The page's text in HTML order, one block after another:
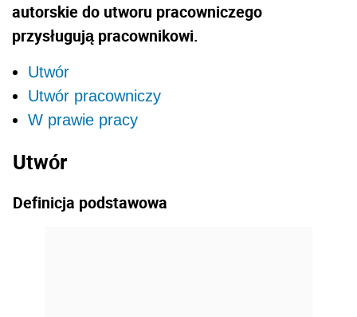
autorskie do utworu pracownicze­go
przysługują pracownikowi.
Utwór
Utwór pracowniczy
W prawie pracy
Utwór
Definicja podstawowa